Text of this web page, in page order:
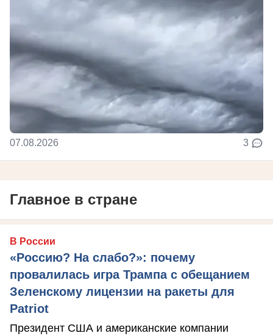
07.08.2026 3
Главное в стране
В России
«Россию? На слабо?»: почему
провалилась игра Трампа с обещанием
Зеленскому лицензии на ракеты для
Patriot
Президент США и американские компании